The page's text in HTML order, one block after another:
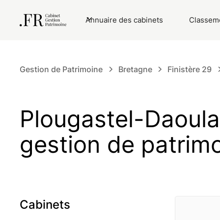
Annuaire des cabinets
Gestion de Patrimoine Bretagne Finistère 29
Plougastel-
gestion de
Cabinets